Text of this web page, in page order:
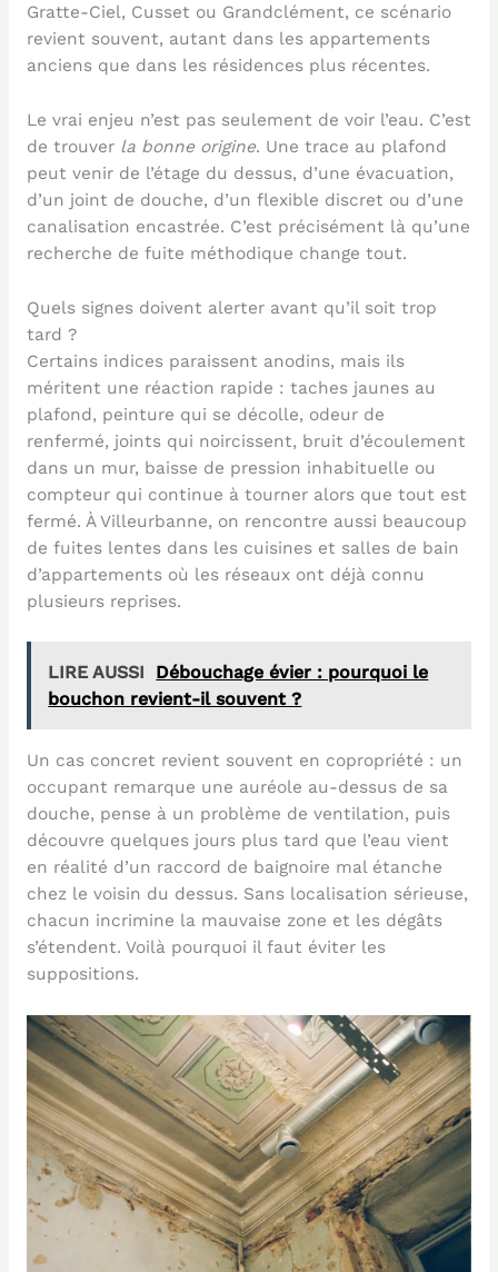
Gratte-Ciel, Cusset ou Grandclément, ce scénario
revient souvent, autant dans les appartements
anciens que dans les résidences plus récentes.
Le vrai enjeu n’est pas seulement de voir l’eau. C’est
de trouver la bonne origine. Une trace au plafond
peut venir de l’étage du dessus, d’une évacuation,
d’un joint de douche, d’un flexible discret ou d’une
canalisation encastrée. C’est précisément là qu’une
recherche de fuite méthodique change tout.
Quels signes doivent alerter avant qu’il soit trop
tard ?
Certains indices paraissent anodins, mais ils
méritent une réaction rapide : taches jaunes au
plafond, peinture qui se décolle, odeur de
renfermé, joints qui noircissent, bruit d’écoulement
dans un mur, baisse de pression inhabituelle ou
compteur qui continue à tourner alors que tout est
fermé. À Villeurbanne, on rencontre aussi beaucoup
de fuites lentes dans les cuisines et salles de bain
d’appartements où les réseaux ont déjà connu
plusieurs reprises.
LIRE AUSSI
Débouchage évier : pourquoi le
bouchon revient-il souvent ?
Un cas concret revient souvent en copropriété : un
occupant remarque une auréole au-dessus de sa
douche, pense à un problème de ventilation, puis
découvre quelques jours plus tard que l’eau vient
en réalité d’un raccord de baignoire mal étanche
chez le voisin du dessus. Sans localisation sérieuse,
chacun incrimine la mauvaise zone et les dégâts
s’étendent. Voilà pourquoi il faut éviter les
suppositions.